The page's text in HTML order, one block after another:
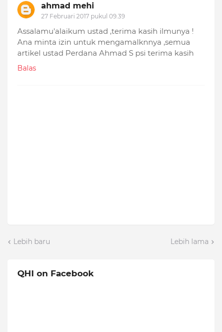
ahmad mehi
27 Februari 2017 pukul 09.39
Assalamu'alaikum ustad ,terima kasih ilmunya !
Ana minta izin untuk mengamalknnya ,semua
artikel ustad Perdana Ahmad S psi terima kasih
Balas
Lebih baru Lebih lama
QHI on Facebook